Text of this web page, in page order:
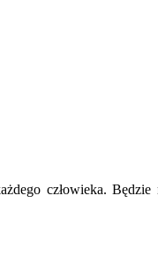
człowieka.